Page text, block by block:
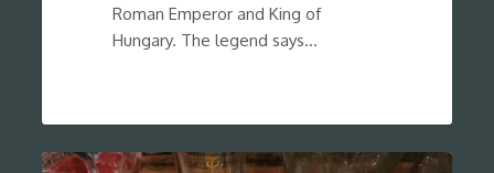
Roman Emperor and King of
Hungary. The legend says…